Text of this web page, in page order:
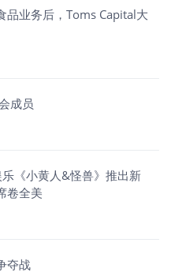
品业务后，Toms Capital大
成员
《小黄人&怪兽》推出新
卷全美
夺战